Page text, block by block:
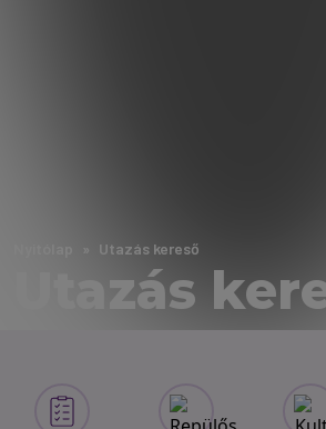
Utazás kereső
Utazás